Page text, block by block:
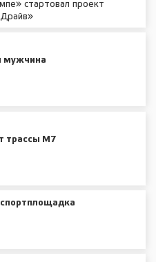
стартовал проект
мужчина
трассы М7
спортплощадка